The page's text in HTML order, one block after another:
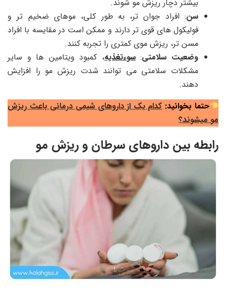
بیشتر دچار ریزش مو شوند.
سن: افراد جوان تر، به طور کلی، موهای ضخیم تر و
فولیکول های قوی تر دارند و ممکن است در مقایسه با افراد
مسن تر، ریزش موی کمتری را تجربه کنند.
وضعیت سلامتی:سوءتغذیه، کمبود ویتامین ها و سایر
مشکلات سلامتی می توانند شدت ریزش مو را افزایش
دهند.
حتما بخوانید:کدام یک از داروهای شیمی درمانی باعث ریزش
مو میشوند؟
رابطه بین داروهای سرطان و ریزش مو